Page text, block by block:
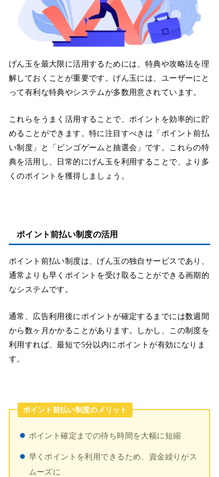
げん玉を最大限に活用するためには、特典や攻略法を理
解しておくことが重要です。げん玉には、ユーザーにと
って有利な特典やシステムが多数用意されています。
これらをうまく活用することで、ポイントを効率的に貯
めることができます。特に注目すべきは「ポイント前払
い制度」と「ビンゴゲームと抽選会」です。これらの特
典を活用し、日常的にげん玉を利用することで、より多
くのポイントを獲得しましょう。
ポイント前払い制度の活用
ポイント前払い制度は、げん玉の独自サービスであり、
通常よりも早くポイントを受け取ることができる画期的
なシステムです。
通常、広告利用後にポイントが確定するまでには数週間
から数ヶ月かかることがあります。しかし、この制度を
利用すれば、最短で5分以内にポイントが有効になりま
す。
ポイント前払い制度のメリット
ポイント確定までの待ち時間を大幅に短縮
早くポイントを利用できるため、資金繰りがス
ムーズに